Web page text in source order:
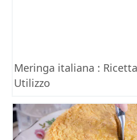
Meringa italiana :
Utilizzo